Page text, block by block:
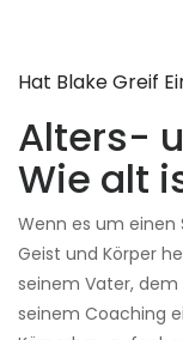
Hat Blake Greif
Alters-
Wie alt
Wenn es um einen
Geist und Körper
seinem Vater,
seinem Coaching